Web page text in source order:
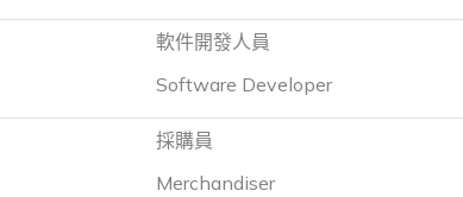
軟件開發人員
Software Developer
採購員
Merchandiser